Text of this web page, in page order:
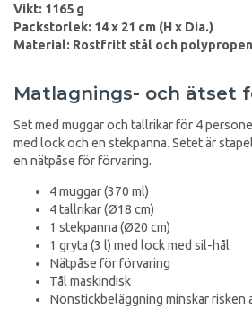
Vikt: 1165 g
Packstorlek: 14 x 21 cm (H x Dia.)
Material: Rostfritt stål och polypropen
Matlagnings- och ätset
Set med muggar och tallrikar för 4
med lock och en stekpanna. Setet är
en nätpåse för förvaring.
4 muggar (370 ml)
4 tallrikar (Ø18 cm)
1 stekpanna (Ø20 cm)
1 gryta (3 l) med lock med sil-hål
Nätpåse för förvaring
Tål maskindisk
Nonstickbeläggning minskar risken